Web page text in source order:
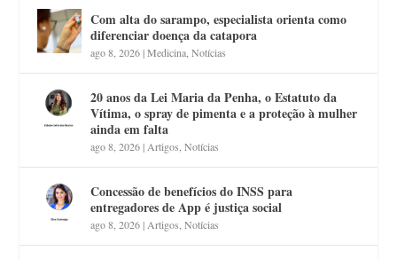
Com alta do sarampo, especialista orienta como
diferenciar doença da catapora
ago 8, 2026|Medicina ,Notícias
20 anos da Lei Maria da Penha, o Estatuto da
Vítima, o spray de pimenta e a proteção à mulher
ainda em falta
ago 8, 2026| Artigos ,Notícias
Concessão de benefícios do INSS para
entregadores de App é justiça social
ago 8, 2026| Artigos ,Notícias